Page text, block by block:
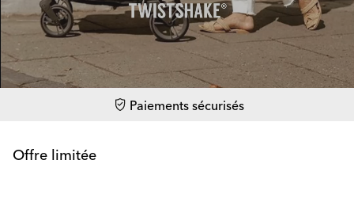
Paiements sécurisés
Offre limitée